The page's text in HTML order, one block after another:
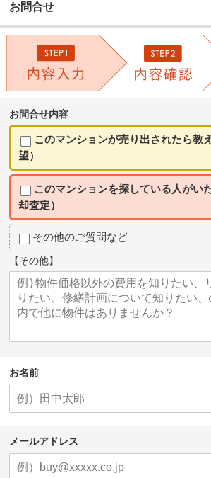
お問合せ
お問合せ内容
このマンションが売り出されたら教
望）
このマンションを探している人がい
却査定）
その他のご質問など
【その他】
お名前
メールアドレス